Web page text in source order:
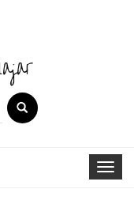
Toggle